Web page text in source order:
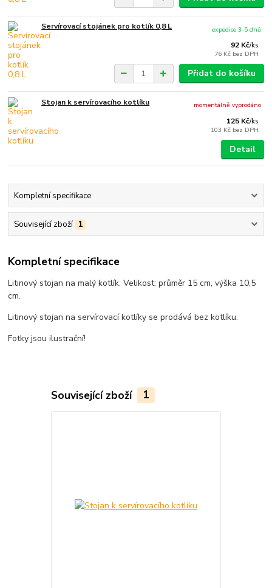
Servírovací stojánek pro kotlík 0,8 L
92 Kč/ks
76 Kč bez DPH
expedice 3-5 dnů
Přidat do košíku
Stojan k servírovacího kotlíku
125 Kč/ks
103 Kč bez DPH
momentálně vyprodáno
Detail
Kompletní specifikace
Související zboží 1
Kompletní specifikace
Litinový stojan na malý kotlík. Velikost: průměr 15 cm, výška 10,5
cm.
Litinový stojan na servírovací kotlíky se prodává bez kotlíku.
Fotky jsou ilustrační!
Související zboží 1